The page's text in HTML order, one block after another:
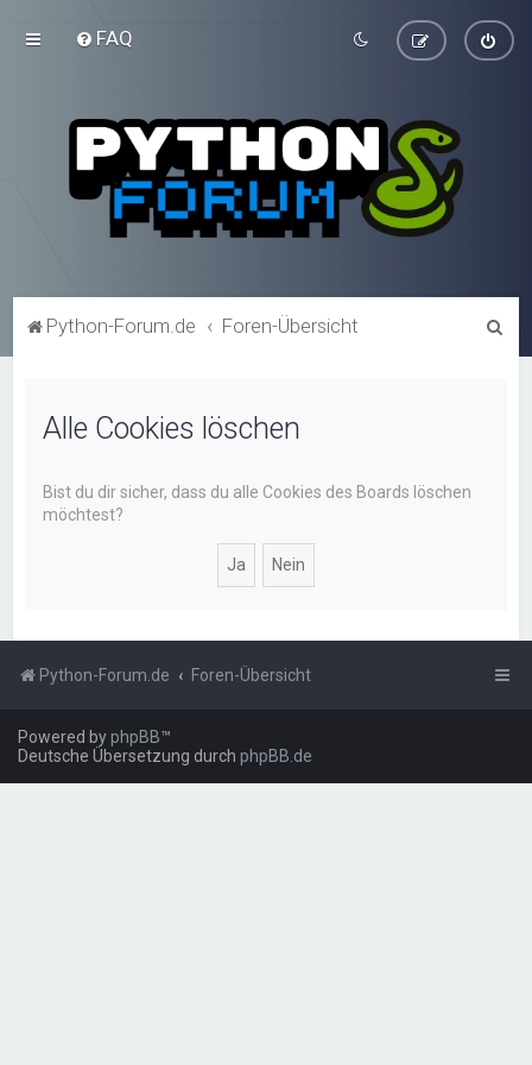
FAQ
Python-Forum.de Foren-Übersicht
Alle Cookies löschen
Bist du dir sicher, dass du alle Cookies des Boards löschen
möchtest?
Python-Forum.de Foren-Übersicht
Powered byphpBB™
Deutsche Übersetzung durch phpBB.de